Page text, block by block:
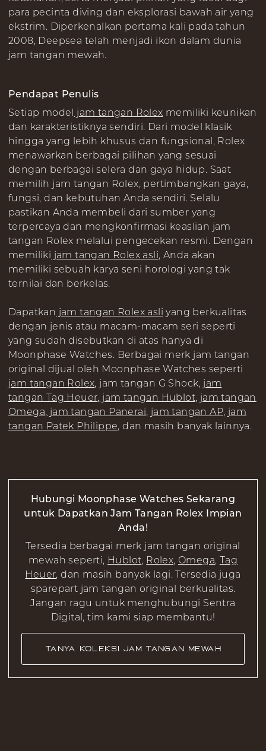
para pecinta diving dan eksplorasi bawah air yang
ekstrim. Diperkenalkan pertama kali pada tahun
2008, Deepsea telah menjadi ikon dalam dunia
jam tangan mewah.
Pendapat Penulis
Setiap model jam tangan Rolex memiliki keunikan
dan karakteristiknya sendiri. Dari model klasik
hingga yang lebih khusus dan fungsional, Rolex
menawarkan berbagai pilihan yang sesuai
dengan berbagai selera dan gaya hidup. Saat
memilih jam tangan Rolex, pertimbangkan gaya,
fungsi, dan kebutuhan Anda sendiri. Selalu
pastikan Anda membeli dari sumber yang
terpercaya dan mengkonfirmasi keaslian jam
tangan Rolex melalui pengecekan resmi. Dengan
memiliki jam tangan Rolex asli, Anda akan
memiliki sebuah karya seni horologi yang tak
ternilai dan berkelas.
Dapatkan jam tangan Rolex asli yang berkualitas
dengan jenis atau macam-macam seri seperti
yang sudah disebutkan di atas hanya di
Moonphase Watches. Berbagai merk jam tangan
original dijual oleh Moonphase Watches seperti
jam tangan Rolex, jam tangan G Shock, jam
tangan Tag Heuer, jam tangan Hublot, jam tangan
Omega, jam tangan Panerai, jam tangan AP, jam
tangan Patek Philippe, dan masih banyak lainnya.
Hubungi Moonphase Watches Sekarang
untuk Dapatkan Jam Tangan Rolex Impian
Anda!
Tersedia berbagai merk jam tangan original
mewah seperti, Hublot, Rolex, Omega, Tag
Heuer, dan masih banyak lagi. Tersedia juga
sparepart jam tangan original berkualitas.
Jangan ragu untuk menghubungi Sentra
Digital, tim kami siap membantu!
Tanya Koleksi Jam Tangan Mewah